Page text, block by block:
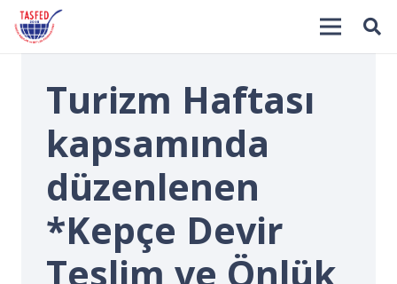
Turizm Haftası
kapsamında
düzenlenen
*Kepçe Devir
Teslim ve Önlük